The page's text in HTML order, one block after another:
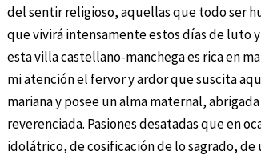
del sentir religioso, aquellas que todo ser
que vivirá intensamente estos días de luto
esta villa castellano-manchega es rica en
mi atención el fervor y ardor que suscita
mariana y posee un alma maternal,
reverenciada. Pasiones desatadas que en
idolátrico, de cosificación de lo sagrado, de